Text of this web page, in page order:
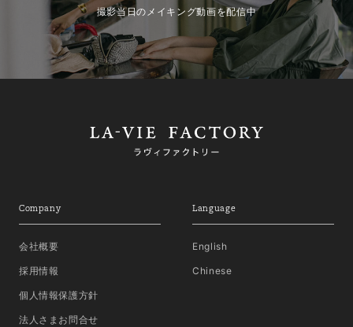
撮影当日のメイキング動画を配信中
Company
会社概要
採用情報
個人情報保護方針
法人さまお問合せ
Language
English
Chinese